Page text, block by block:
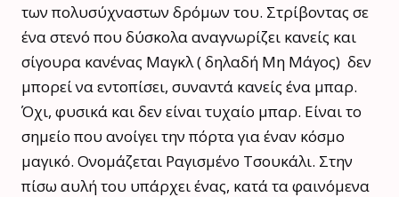
των πολυσύχναστων δρόμων του. Στρίβοντας σε
ένα στενό που δύσκολα αναγνωρίζει κανείς και
σίγουρα κανένας Μαγκλ ( δηλαδή Μη Μάγος) δεν
μπορεί να εντοπίσει, συναντά κανείς ένα μπαρ.
Όχι, φυσικά και δεν είναι τυχαίο μπαρ. Είναι το
σημείο που ανοίγει την πόρτα για έναν κόσμο
μαγικό. Ονομάζεται Ραγισμένο Τσουκάλι. Στην
πίσω αυλή του υπάρχει ένας, κατά τα φαινόμενα